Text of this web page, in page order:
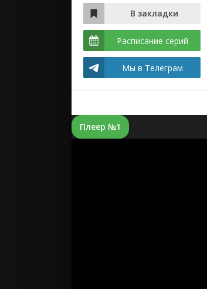
Расписание серий
Мы в Телеграм
Плеер №1